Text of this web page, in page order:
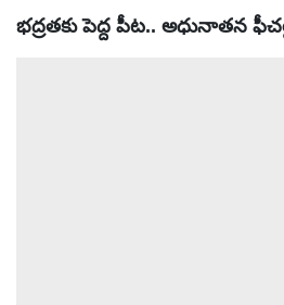
భద్రతకు పెద్ద పీట.. అధునాతన